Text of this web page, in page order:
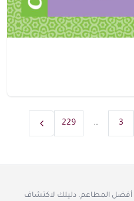
3
…
229
المطاعم. دليلك لاكتشاف